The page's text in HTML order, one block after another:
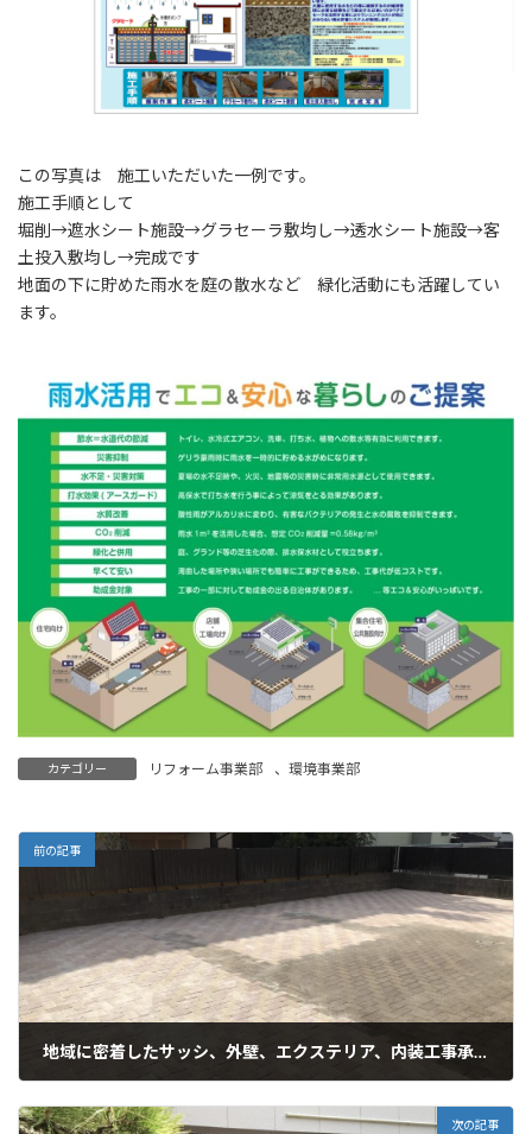
この写真は 施工いただいた一例です。
施工手順として
堀削→遮水シート施設→グラセーラ敷均し→透水シート施設→客
土投入敷均し→完成です
地面の下に貯めた雨水を庭の散水など 緑化活動にも活躍してい
ます。
カテゴリー リフォーム事業部 、 環境事業部
前の記事
地域に密着したサッシ、外壁、エクステリア、内装工事承ります
次の記事